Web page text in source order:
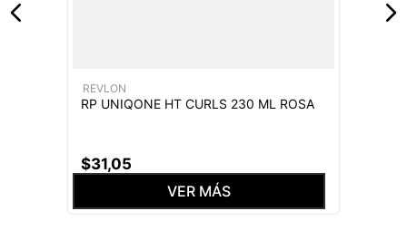
REVLON
RP UNIQONE HT CURLS 230 ML ROSA
$31,05
VER MÁS